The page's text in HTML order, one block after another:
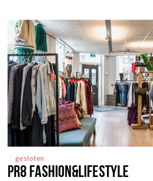
gesloten
PR8 FASHION&LIFESTYLE